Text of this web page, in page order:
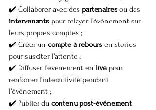
✔️ Collaborer avec des partenaires ou des
intervenants pour relayer l’événement sur
leurs propres comptes ;
✔️ Créer un compte à rebours en stories
pour susciter l’attente ;
✔️ Diffuser l’événement en live pour
renforcer l’interactivité pendant
l’événement ;
✔️ Publier du contenu post-événement